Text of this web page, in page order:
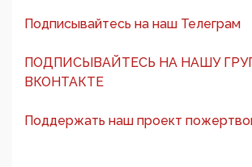
Подписывайтесь на наш Телеграм
ПОДПИСЫВАЙТЕСЬ НА НАШУ
ВКОНТАКТЕ
Поддержать наш проект